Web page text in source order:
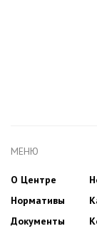
МЕНЮ
О Центре
Нормативы
Документы